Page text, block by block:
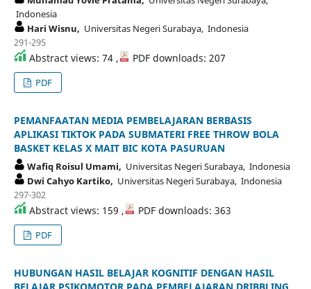
Indonesia
Hari Wisnu, Universitas Negeri Surabaya, Indonesia
291-295
Abstract views: 74 , PDF downloads: 207
PDF
PEMANFAATAN MEDIA PEMBELAJARAN BERBASIS
APLIKASI TIKTOK PADA SUBMATERI FREE THROW BOLA
BASKET KELAS X MAIT BIC KOTA PASURUAN
Wafiq Roisul Umami, Universitas Negeri Surabaya, Indonesia
Dwi Cahyo Kartiko, Universitas Negeri Surabaya, Indonesia
297-302
Abstract views: 159 , PDF downloads: 363
PDF
HUBUNGAN HASIL BELAJAR KOGNITIF DENGAN HASIL
BELAJAR PSIKOMOTOR PADA PEMBELAJARAN DRIBBLING